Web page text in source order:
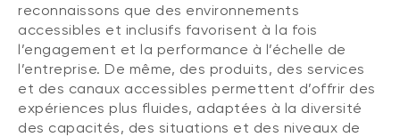
reconnaissons que des environnements
accessibles et inclusifs favorisent à la fois
l’engagement et la performance à l’échelle de
l’entreprise. De même, des produits, des services
et des canaux accessibles permettent d’offrir des
expériences plus fluides, adaptées à la diversité
des capacités, des situations et des niveaux de